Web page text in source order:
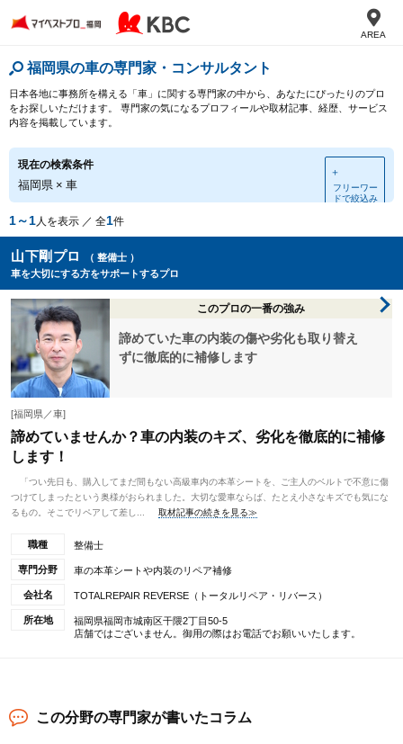
AREA
福岡県の車の専門家・コンサルタント
日本各地に事務所を構える「車」に関する専門家の中から、あなたにぴったりのプロ
をお探しいただけます。 専門家の気になるプロフィールや取材記事、経歴、サービス
内容を掲載しています。
現在の検索条件
福岡県 × 車
＋
フリーワー
ドで絞込み
1～1人を表示 ／ 全1件
山下剛プロ
（ 整備士 ）
車を大切にする方をサポートするプロ
このプロの一番の強み
諦めていた車の内装の傷や劣化も取り替え
ずに徹底的に補修します
[福岡県／車]
諦めていませんか？車の内装のキズ、劣化を徹底的に補修
します！
「つい先日も、購入してまだ間もない高級車内の本革シートを、ご主人のベルトで不意に傷
つけてしまったという奥様がおられました。大切な愛車ならば、たとえ小さなキズでも気にな
るもの。そこでリペアして差し...
取材記事の続きを見る≫
職種 整備士
専門分野 車の本革シートや内装のリペア補修
会社名 TOTALREPAIR REVERSE（トータルリペア・リバース）
所在地
福岡県福岡市城南区干隈2丁目50-5
店舗ではございません。御用の際はお電話でお願いいたします。
この分野の専門家が書いたコラム